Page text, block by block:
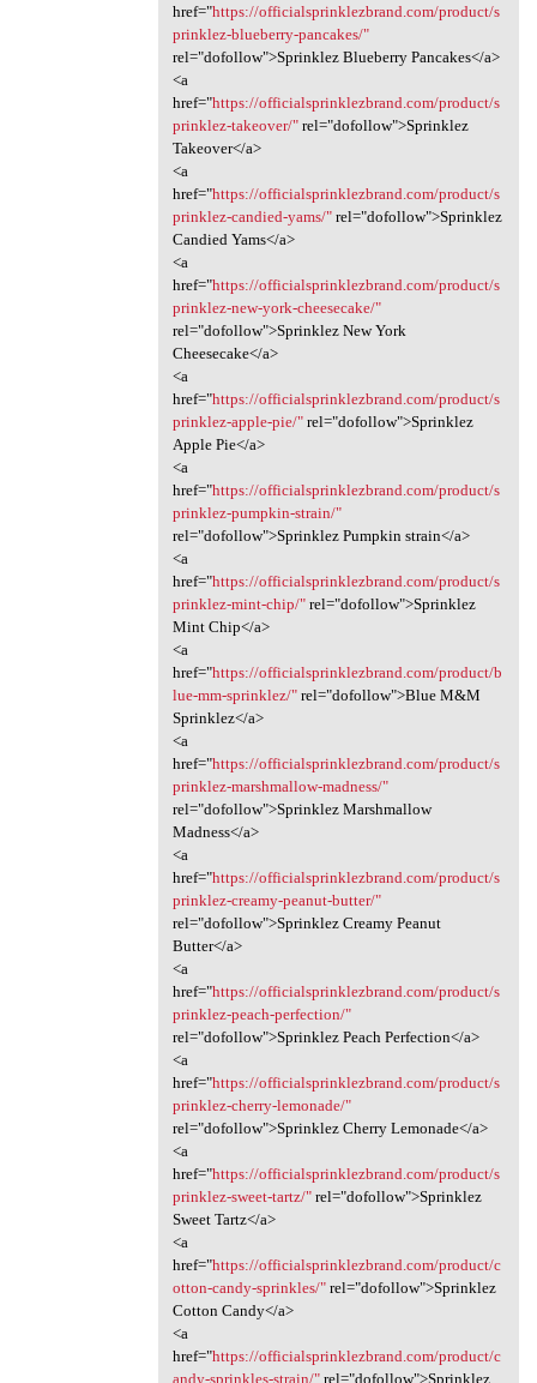
href="https://officialsprinklezbrand.com/product/s
prinklez-blueberry-pancakes/"
rel="dofollow">Sprinklez Blueberry Pancakes</a>
<a
href="https://officialsprinklezbrand.com/product/s
prinklez-takeover/"rel="dofollow">Sprinklez
Takeover</a>
<a
href="https://officialsprinklezbrand.com/product/s
prinklez-candied-yams/"rel="dofollow">Sprinklez
Candied Yams</a>
<a
href="https://officialsprinklezbrand.com/product/s
prinklez-new-york-cheesecake/"
rel="dofollow">Sprinklez New York
Cheesecake</a>
<a
href="https://officialsprinklezbrand.com/product/s
prinklez-apple-pie/"rel="dofollow">Sprinklez
Apple Pie</a>
<a
href="https://officialsprinklezbrand.com/product/s
prinklez-pumpkin-strain/"
rel="dofollow">Sprinklez Pumpkin strain</a>
<a
href="https://officialsprinklezbrand.com/product/s
prinklez-mint-chip/"rel="dofollow">Sprinklez
Mint Chip</a>
<a
href="https://officialsprinklezbrand.com/product/b
lue-mm-sprinklez/"rel="dofollow">Blue M&M
Sprinklez</a>
<a
href="https://officialsprinklezbrand.com/product/s
prinklez-marshmallow-madness/"
rel="dofollow">Sprinklez Marshmallow
Madness</a>
<a
href="https://officialsprinklezbrand.com/product/s
prinklez-creamy-peanut-butter/"
rel="dofollow">Sprinklez Creamy Peanut
Butter</a>
<a
href="https://officialsprinklezbrand.com/product/s
prinklez-peach-perfection/"
rel="dofollow">Sprinklez Peach Perfection</a>
<a
href="https://officialsprinklezbrand.com/product/s
prinklez-cherry-lemonade/"
rel="dofollow">Sprinklez Cherry Lemonade</a>
<a
href="https://officialsprinklezbrand.com/product/s
prinklez-sweet-tartz/"rel="dofollow">Sprinklez
Sweet Tartz</a>
<a
href="https://officialsprinklezbrand.com/product/c
otton-candy-sprinkles/"rel="dofollow">Sprinklez
Cotton Candy</a>
<a
href="https://officialsprinklezbrand.com/product/c
andy-sprinkles-strain/"rel="dofollow">Sprinklez